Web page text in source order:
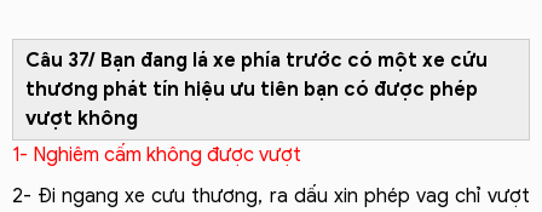
Câu 37/ Bạn đang lá xe phía trước có một xe cứu
thương phát tín hiệu ưu tiên bạn có được phép
vượt không
1- Nghiêm cấm không được vượt
2- Đi ngang xe cưu thương, ra dấu xin phép vag chỉ vượt